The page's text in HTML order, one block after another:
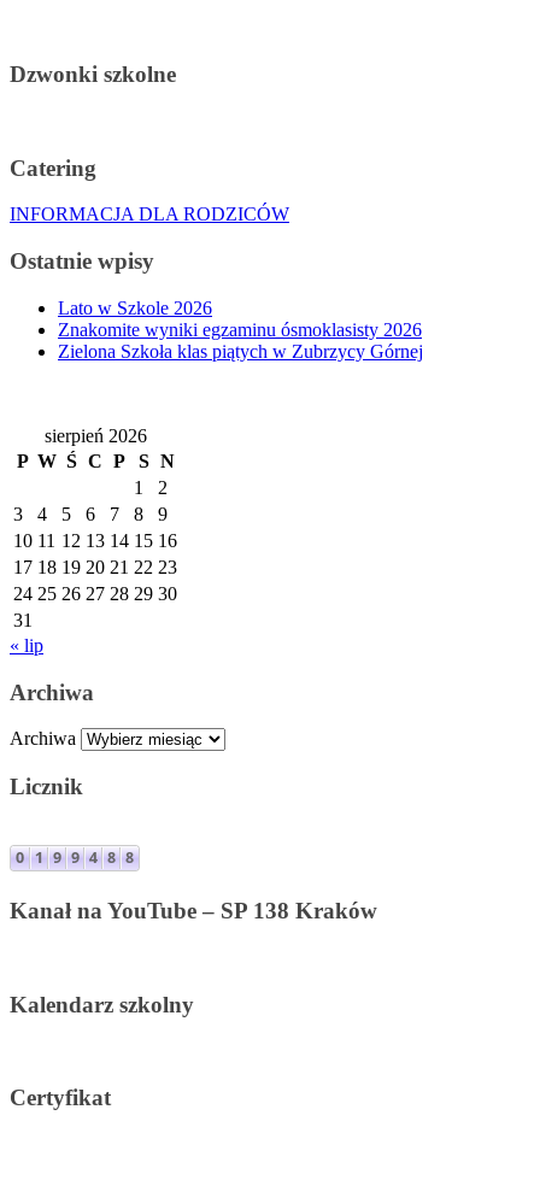
Dzwonki szkolne
Catering
INFORMACJA DLA RODZICÓW
Ostatnie wpisy
Lato w Szkole 2026
Znakomite wyniki egzaminu ósmoklasisty 2026
Zielona Szkoła klas piątych w Zubrzycy Górnej
sierpień 2026
P W Ś C P S N
1
2
3
4 5 6 7 8
9
10 11 12 13 14 15 16
17 18 19 20 21 22 23
24 25 26 27 28 29 30
31
« lip
Archiwa
Archiwa
Licznik
Kanał na YouTube – SP 138 Kraków
Kalendarz szkolny
Certyfikat